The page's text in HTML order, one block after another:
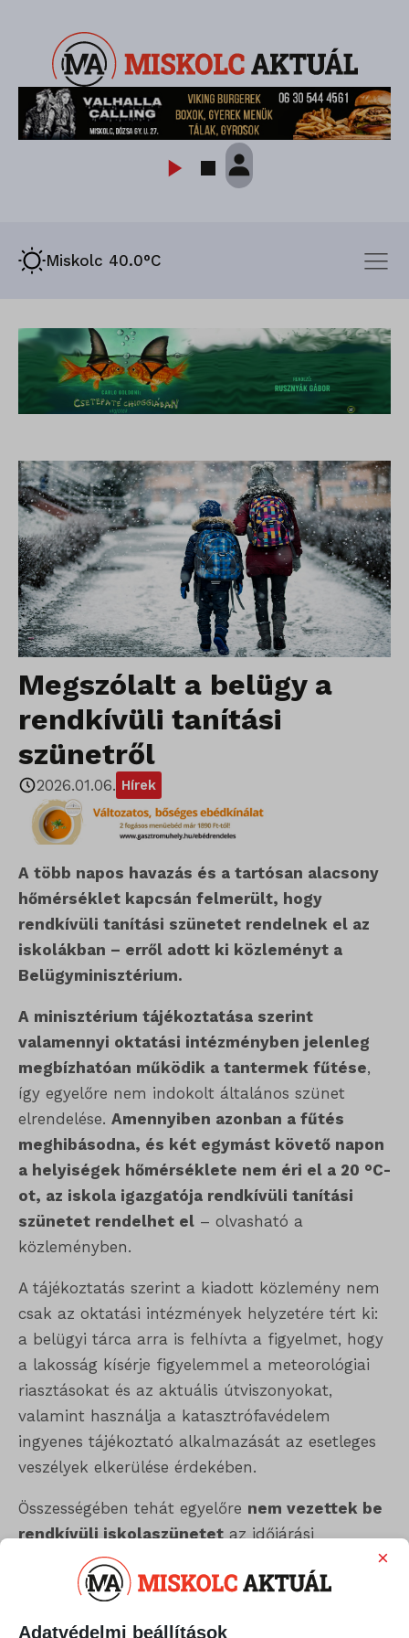
Miskolc 40.0°C
Megszólalt a belügy a
rendkívüli tanítási
szünetről
2026.01.06. Hírek
A több napos havazás és a tartósan alacsony
hőmérséklet kapcsán felmerült, hogy
rendkívüli tanítási szünetet rendelnek el az
iskolákban – erről adott ki közleményt a
Belügyminisztérium.
A minisztérium tájékoztatása szerint
valamennyi oktatási intézményben jelenleg
megbízhatóan működik a tantermek fűtése,
így egyelőre nem indokolt általános szünet
elrendelése. Amennyiben azonban a fűtés
meghibásodna, és két egymást követő napon
a helyiségek hőmérséklete nem éri el a 20 °C-
ot, az iskola igazgatója rendkívüli tanítási
szünetet rendelhet el – olvasható a
közleményben.
A tájékoztatás szerint a kiadott közlemény nem
csak az oktatási intézmények helyzetére tért ki:
a belügyi tárca arra is felhívta a figyelmet, hogy
a lakosság kísérje figyelemmel a meteorológiai
riasztásokat és az aktuális útviszonyokat,
valamint használja a katasztrófavédelem
ingyenes tájékoztató alkalmazását az esetleges
veszélyek elkerülése érdekében.
Összességében tehát egyelőre nem vezettek be
rendkívüli iskolaszünetetaz időjárási
viszonyok miatt, de a jogszabályoknak megfelelő
feltételek teljesülése esetén az intézmények
Adatvédelmi beállítások
×